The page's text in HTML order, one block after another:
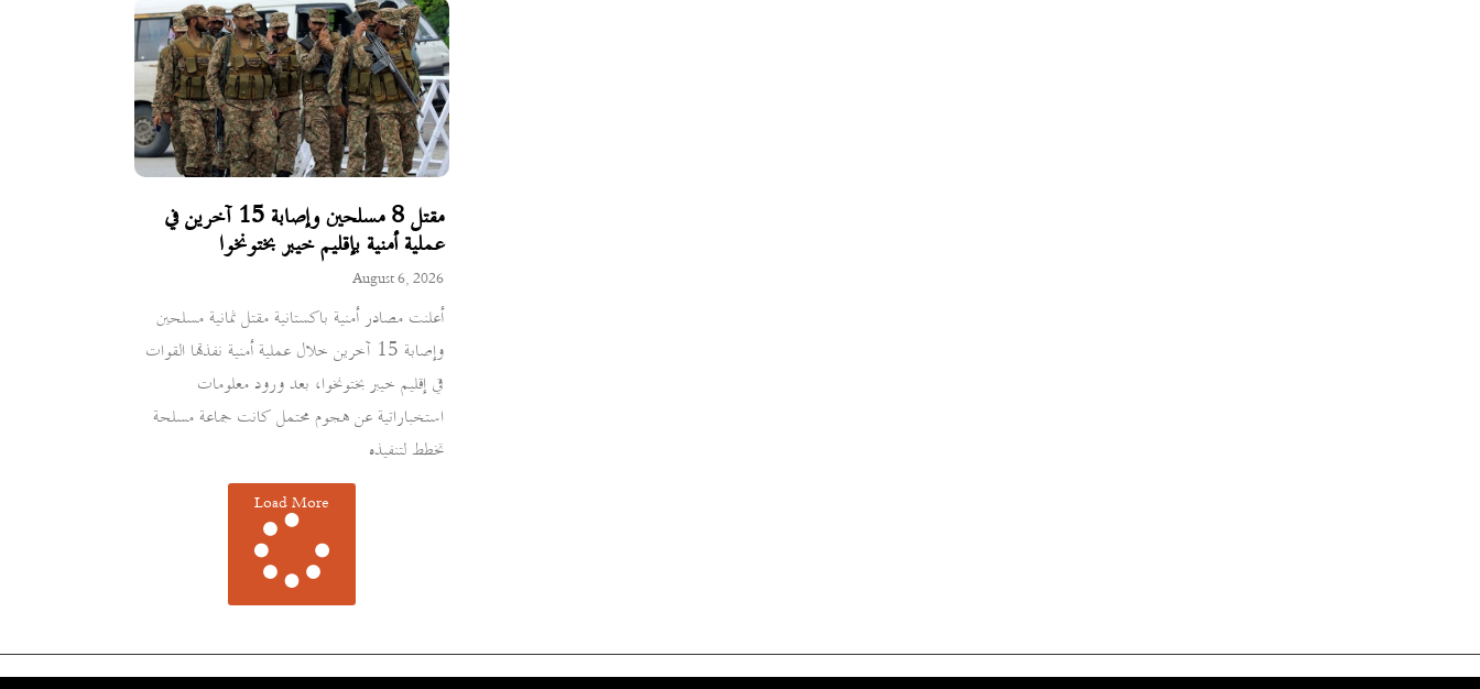
مقتل 8 مسلحين وإصابة 15 آخرين في
عملية أمنية بإقليم خيبر بختونخوا
August 6, 2026
أعلنت مصادر أمنية باكستانية مقتل ثمانية مسلحين
وإصابة 15 آخرين خلال عملية أمنية نفذتها القوات
في إقليم خيبر بختونخوا، بعد ورود معلومات
استخباراتية عن هجوم محتمل كانت جماعة مسلحة
تخطط لتنفيذه
Load More